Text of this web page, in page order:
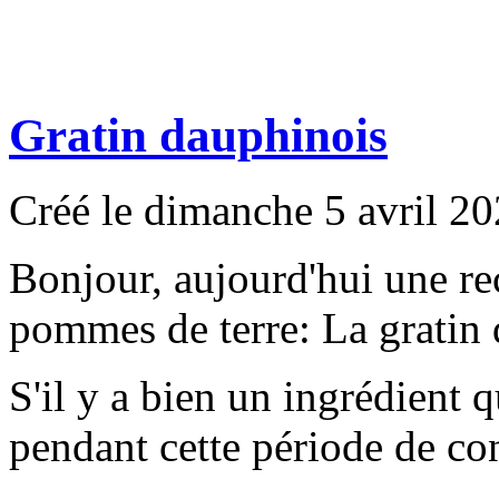
Gratin dauphinois
Créé le dimanche 5 avril
Bonjour, aujourd'hui une
pommes de terre: La gratin
S'il y a bien un ingrédient
pendant cette période de